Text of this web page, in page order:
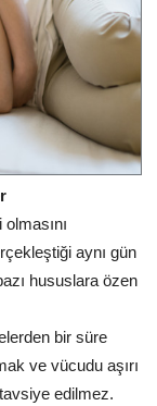
aynı gün
hususlara özen
bir süre
ve vücudu aşırı
edilmez.